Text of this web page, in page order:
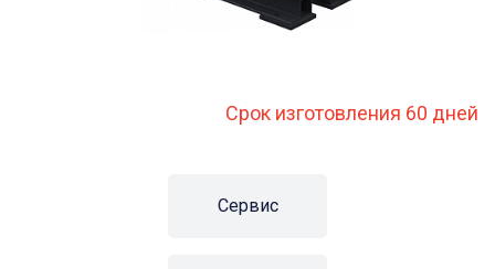
Срок изготовления 60 дней
Сервис